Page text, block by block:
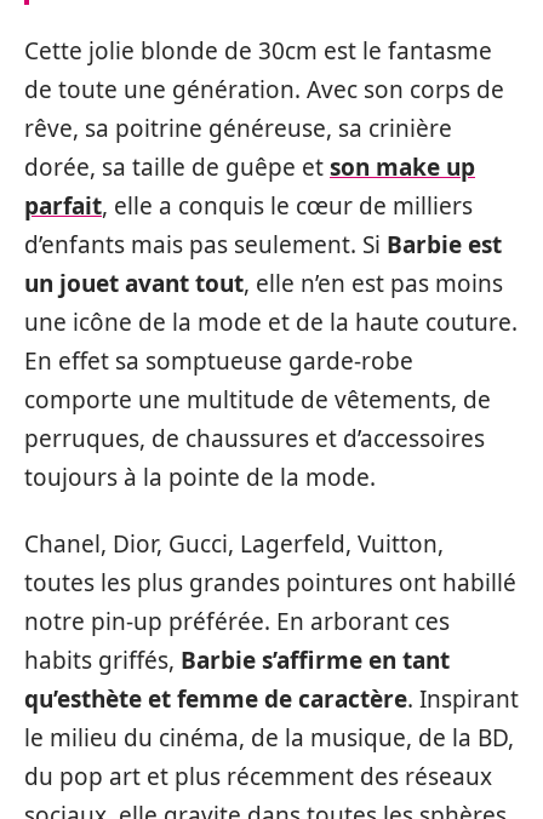
Cette jolie blonde de 30cm est le fantasme
de toute une génération. Avec son corps de
rêve, sa poitrine généreuse, sa crinière
dorée, sa taille de guêpe etson make up
parfait, elle a conquis le cœur de milliers
d’enfants mais pas seulement. Si Barbie est
un jouet avant tout, elle n’en est pas moins
une icône de la mode et de la haute couture.
En effet sa somptueuse garde-robe
comporte une multitude de vêtements, de
perruques, de chaussures et d’accessoires
toujours à la pointe de la mode.
Chanel, Dior, Gucci, Lagerfeld, Vuitton,
toutes les plus grandes pointures ont habillé
notre pin-up préférée. En arborant ces
habits griffés, Barbie s’affirme en tant
qu’esthète et femme de caractère. Inspirant
le milieu du cinéma, de la musique, de la BD,
du pop art et plus récemment des réseaux